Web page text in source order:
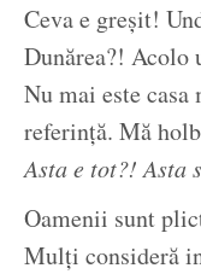
Ceva e greșit!
Dunărea?! Acolo
Nu mai este
referință. Mă
Asta e tot?! Asta
Oamenii sunt
Mulți consideră